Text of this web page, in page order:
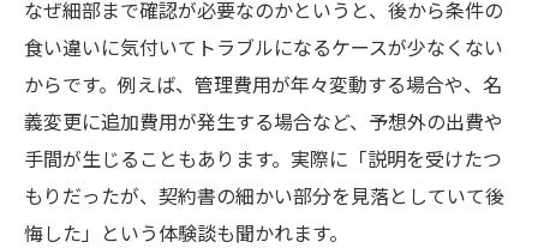
なぜ細部まで確認が必要なのかというと、後から条件の
食い違いに気付いてトラブルになるケースが少なくない
からです。例えば、管理費用が年々変動する場合や、名
義変更に追加費用が発生する場合など、予想外の出費や
手間が生じることもあります。実際に「説明を受けたつ
もりだったが、契約書の細かい部分を見落としていて後
悔した」という体験談も聞かれます。